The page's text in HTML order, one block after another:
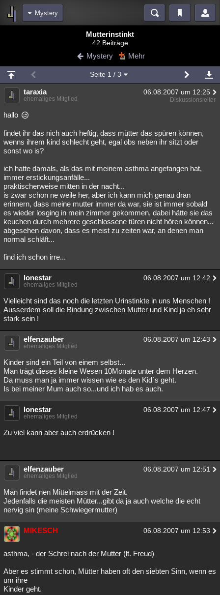
Mystery
Blogs
Chat Wiki Neuigkeiten
meine Rubriken
Menschen Mystery Kriminalfälle
Spiritualität
Natur Umfragen Unterhaltung
weitere Rubriken
Astronomie Helpdesk Gruppen
Musik Clash Verbesserungen Allmystery English
Übersichten
Besucht Teilgenommen Alle Neue Geschlossen
Mutterinstinkt
42 Beiträge
Mystery Mehr
Seite 1 / 3
taraxia 06.08.2007 um 12:25
ehemaliges Mitglied Diskussionsleiter
hallo
findet ihr das nich auch heftig, dass mütter das spüren können,
wenns ihrem kind schlecht geht, egal obs neben ihr sitzt oder
sonst wo is?
ich hatte damals, als das mit meinem asthma angefangen hat,
immer erstickungsanfälle...
praktischerweise mitten in der nacht...
is zwar schon ne weile her, aber ich kann mich genau dran
erinnern, dass meine mutter immer da war, sie ist immer sobald
es wieder losging in mein zimmer gekommen, dabei hätte sie das
keuchen durch mehrere geschlossene türen nicht hören können...
abgesehen davon, dass es meist zu zeiten war, an denen man
normal schläft...
find ich schon irre...
lonestar 06.08.2007 um 12:42
ehemaliges Mitglied
Vielleicht sind das noch die letzten Urinstinkte in uns Menschen !
Ausserdem soll die Bindung zwischen Mutter und Kind ja eh sehr
stark sein !
elfenzauber 06.08.2007 um 12:43
ehemaliges Mitglied
Kinder sind ein Teil von einem selbst...
Man trägt dieses kleine Wesen 10Monate unter dem Herzen.
Da muss man ja immer wissen wie es den Kid´s geht.
Is bei meiner Mum auch so...und ich hab es auch.
lonestar 06.08.2007 um 12:47
ehemaliges Mitglied
Zu viel kann aber auch erdrücken !
elfenzauber 06.08.2007 um 12:51
ehemaliges Mitglied
Man findet nen Mittelmass mit der Zeit.
Jedenfalls die meisten Mütter...gibt da ja auch welche die echt
nervig sin (meine Schwiegermutter)
MIKESCH 06.08.2007 um 12:53
asthma, - der Schrei nach der Mutter (lt. Freud)
Aber es stimmt schon, Mütter haben oft den siebten Sinn, wenn es
um ihre
Kinder geht.